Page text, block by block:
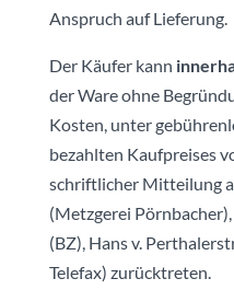
Anspruch auf Lieferung.
Der Käufer kann
der Ware ohne
Kosten, unter
bezahlten Kaufpreises
schriftlicher Mitteilung
(Metzgerei
(BZ), Hans v.
Telefax) zurücktreten.